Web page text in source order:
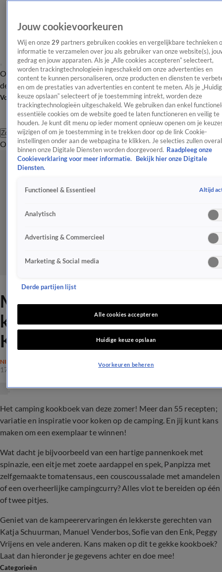
OverzichtAfleveringen Entertainment TV Algemeen
Tip
de redactieNieuwsbrief
Volg Shownieuws
Zoeken
OverzichtEntertainmentSpraakmakendRealityCrimeVideo's
MAAK KANS! Hét camping
kookboek: Smakelijk
Kamperen
NIEUWS
17 mei 2018, 23:20
Het camping kookboek van deze zomer! Meer dan 55 recepten;
variatie en inspiratie voor koken op de camping. En jij kunt kans
maken om een exemplaar te winnen!
Wat dacht je bijvoorbeeld van een hartige pannenkoek met
spinazie, een eitje met zoete aardappel en spek, Panpizza met
zelfgemaakte tomatensaus, een couscoussalade met amandelen
of een overheerlijke campingcurry? Alles vlot te bereiden op één
of twee pitjes.
Geniet van de kampeerervaringen én lekkerste gerechten van
Katja Schuurman, Manuel Venderbos, Sofie van den Enk, Peggy
Vrijens en vele anderen. Kans maken op dit te gekke kookboek?
Laat dan hieronder je gegevens achter en doe mee!
Categorieën
Jouw cookievoorkeuren
Wij en onze 29 partners gebruiken cookies en vergelijkbare technieken
informatie te verzamelen over jou als gebruiker van onze website(s),
gedrag en jouw apparaten. Als je „Alle cookies accepteren” selecteert,
worden trackingtechnologieën ingeschakeld om onze advertenties en
content te kunnen personaliseren, onze producten en diensten te
en om de prestaties van advertenties en content te meten. Als je
keuze opslaan” selecteert of je toestemming intrekt, worden deze
trackingtechnologieën uitgeschakeld. We gebruiken dan enkel
essentiële cookies om de website goed te laten functioneren en veilig te
houden. Je kunt dit menu op ieder moment opnieuw openen om je
wijzigen of om je toestemming in te trekken door op de link Cookie-
instellingen onder aan de webpagina te klikken. Je selecties zullen overal
binnen onze Digitale Diensten worden doorgevoerd. Raadpleeg onze
Cookieverklaring voor meer informatie.
Bekijk hier onze Digitale
Diensten.
Functioneel & Essentieel Altijd
Analytisch
Advertising & Commercieel
Marketing & Social media
Derde partijen lijst
Alle cookies accepteren
Huidige keuze opslaan
Voorkeuren beheren